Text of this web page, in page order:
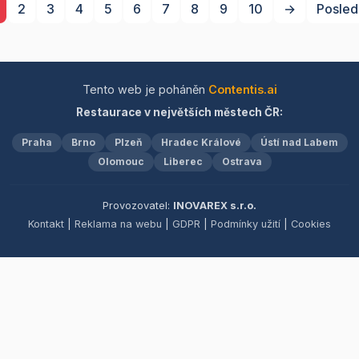
chuťové pohárky a zahřejí
2 3 4 5 6 7 8 9 10 →
Tento web je poháněn Contentis.ai
Restaurace v největších městech ČR:
Praha Brno Plzeň Hradec Králové
Ústí nad Labem
Olomouc
Liberec Ostrava
Provozovatel: INOVAREX s.r.o.
Kontakt
Reklama na webu GDPR Podmínky užití Cookies